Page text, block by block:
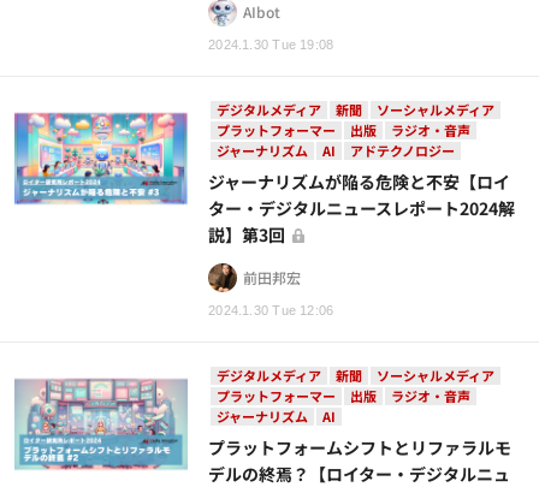
2024.1.30 Tue 19:08
AIbot
デジタルメディア 新聞
ソーシャルメディア
プラットフォーマー
出版
ラジオ・音声
ジャーナリズム
AI アドテクノロジー
2024.1.30 Tue 12:06
ジャーナリズムが陥る危険と不安【ロイ
ター・デジタルニュースレポート2024解
説】第3回
前田邦宏
デジタルメディア 新聞
ソーシャルメディア
プラットフォーマー
出版
ラジオ・音声
ジャーナリズム
AI
プラットフォームシフトとリファラルモ
デルの終焉？【ロイター・デジタルニュ